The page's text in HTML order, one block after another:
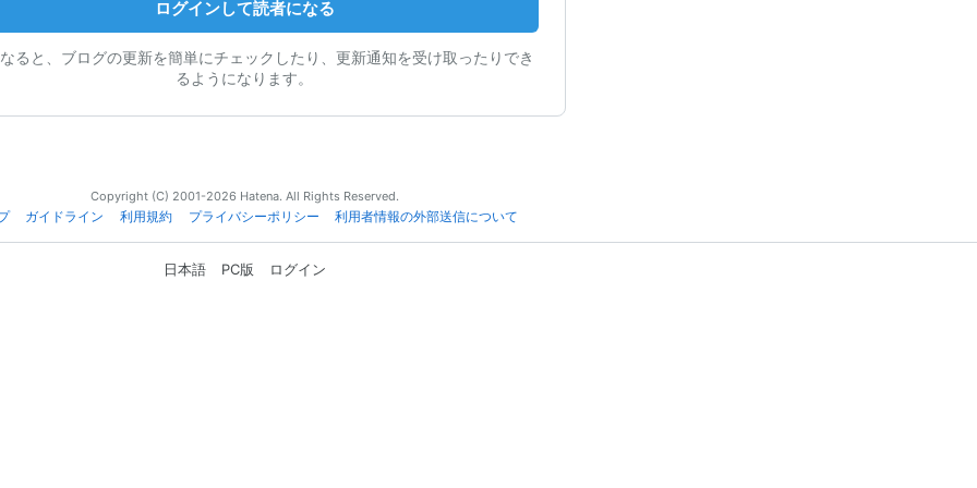
ログインして読者になる
ると、ブログの更新を簡単にチェックしたり、更新通知を受け取ったりでき
るようになります。
Copyright (C) 2001-2026 Hatena. All Rights Reserved.
ガイドライン 利用規約 プライバシーポリシー 利用者情報の外部送信について
日本語 PC版 ログイン